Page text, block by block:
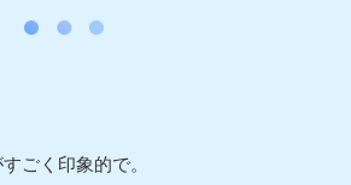
ごく印象的で。